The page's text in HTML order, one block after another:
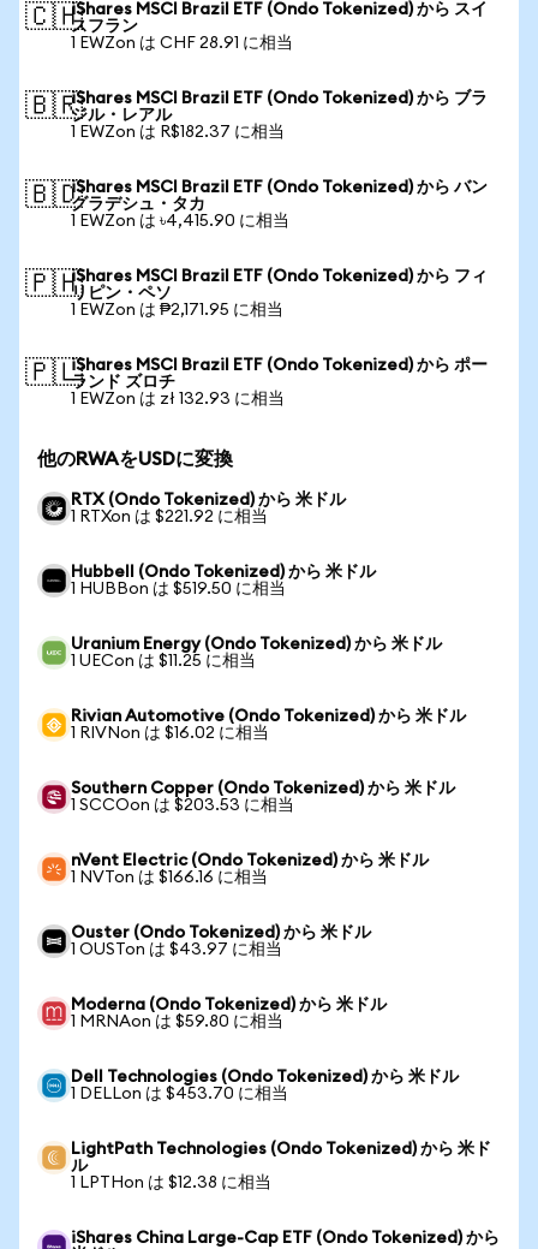
🇨🇭iShares MSCI Brazil ETF (Ondo Tokenized) から スイ
スフラン
1 EWZon は CHF 28.91 に相当
🇧🇷iShares MSCI Brazil ETF (Ondo Tokenized) から ブラ
ジル・レアル
1 EWZon は R$182.37 に相当
🇧🇩iShares MSCI Brazil ETF (Ondo Tokenized) から バン
グラデシュ・タカ
1 EWZon は ৳4,415.90 に相当
🇵🇭iShares MSCI Brazil ETF (Ondo Tokenized) から フィ
リピン・ペソ
1 EWZon は ₱2,171.95 に相当
🇵🇱iShares MSCI Brazil ETF (Ondo Tokenized) から ポー
ランド ズロチ
1 EWZon は zł 132.93 に相当
他のRWAをUSDに変換
RTX (Ondo Tokenized) から 米ドル
1 RTXon は $221.92 に相当
Hubbell (Ondo Tokenized) から 米ドル
1 HUBBon は $519.50 に相当
Uranium Energy (Ondo Tokenized) から 米ドル
1 UECon は $11.25 に相当
Rivian Automotive (Ondo Tokenized) から 米ドル
1 RIVNon は $16.02 に相当
Southern Copper (Ondo Tokenized) から 米ドル
1 SCCOon は $203.53 に相当
nVent Electric (Ondo Tokenized) から 米ドル
1 NVTon は $166.16 に相当
Ouster (Ondo Tokenized) から 米ドル
1 OUSTon は $43.97 に相当
Moderna (Ondo Tokenized) から 米ドル
1 MRNAon は $59.80 に相当
Dell Technologies (Ondo Tokenized) から 米ドル
1 DELLon は $453.70 に相当
LightPath Technologies (Ondo Tokenized) から 米ド
ル
1 LPTHon は $12.38 に相当
iShares China Large-Cap ETF (Ondo Tokenized) から